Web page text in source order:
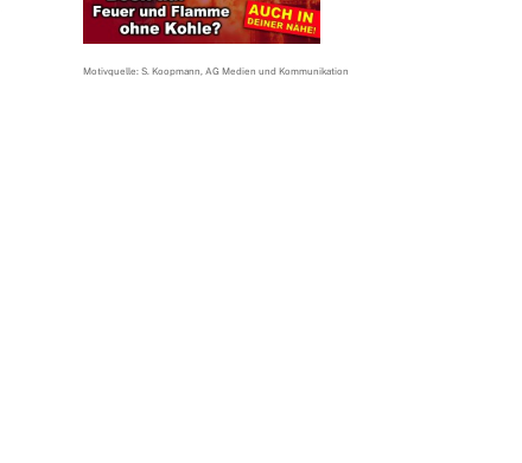
Motivquelle: S. Koopmann, AG Medien und Kommunikation